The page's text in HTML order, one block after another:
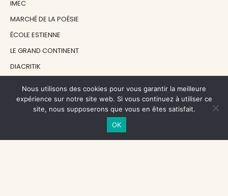
IMEC
MARCHÉ DE LA POÉSIE
ÉCOLE ESTIENNE
LE GRAND CONTINENT
DIACRITIK
NOS SOUTIENS
CENTRE NATIONAL DU LIVRE
Nous utilisons des cookies pour vous garantir la meilleure
expérience sur notre site web. Si vous continuez à utiliser ce
site, nous supposerons que vous en êtes satisfait.
OK